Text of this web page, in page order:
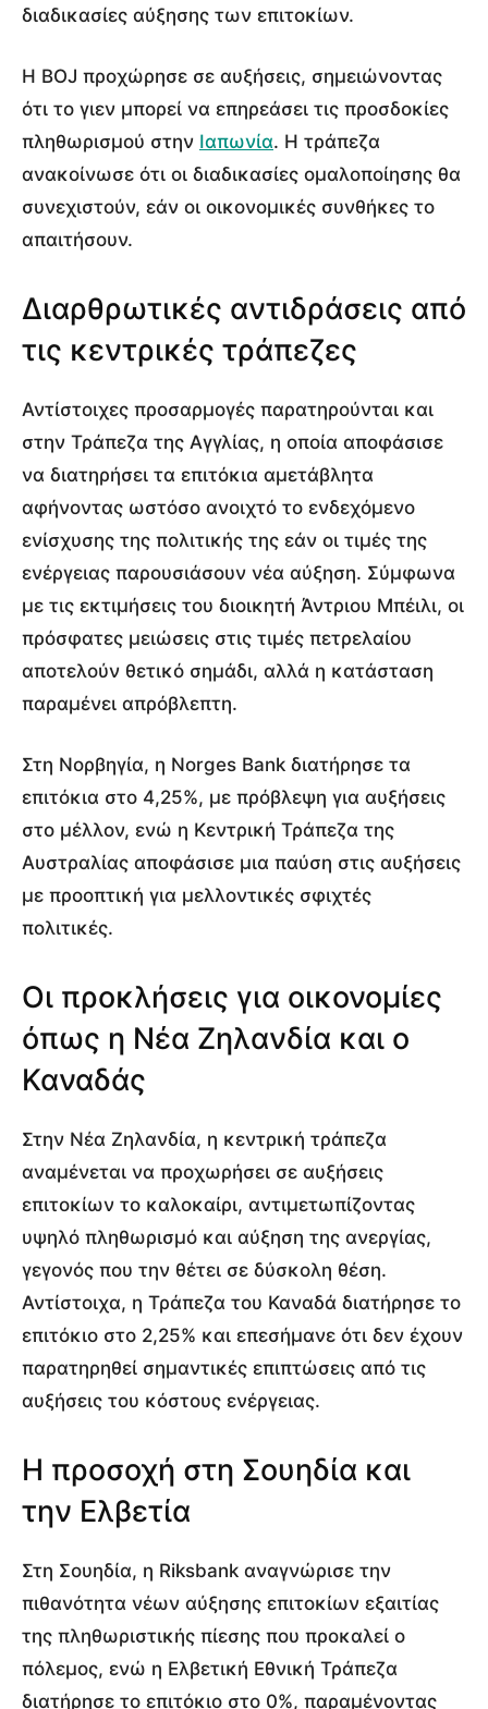
διαδικασίες αύξησης των επιτοκίων.
Η BOJ προχώρησε σε αυξήσεις, σημειώνοντας
ότι το γιεν μπορεί να επηρεάσει τις προσδοκίες
πληθωρισμού στην Ιαπωνία. Η τράπεζα
ανακοίνωσε ότι οι διαδικασίες ομαλοποίησης θα
συνεχιστούν, εάν οι οικονομικές συνθήκες το
απαιτήσουν.
Διαρθρωτικές αντιδράσεις από
τις κεντρικές τράπεζες
Αντίστοιχες προσαρμογές παρατηρούνται και
στην Τράπεζα της Αγγλίας, η οποία αποφάσισε
να διατηρήσει τα επιτόκια αμετάβλητα
αφήνοντας ωστόσο ανοιχτό το ενδεχόμενο
ενίσχυσης της πολιτικής της εάν οι τιμές της
ενέργειας παρουσιάσουν νέα αύξηση. Σύμφωνα
με τις εκτιμήσεις του διοικητή Άντριου Μπέιλι, οι
πρόσφατες μειώσεις στις τιμές πετρελαίου
αποτελούν θετικό σημάδι, αλλά η κατάσταση
παραμένει απρόβλεπτη.
Στη Νορβηγία, η Norges Bank διατήρησε τα
επιτόκια στο 4,25%, με πρόβλεψη για αυξήσεις
στο μέλλον, ενώ η Κεντρική Τράπεζα της
Αυστραλίας αποφάσισε μια παύση στις αυξήσεις
με προοπτική για μελλοντικές σφιχτές
πολιτικές.
Οι προκλήσεις για οικονομίες
όπως η Νέα Ζηλανδία και ο
Καναδάς
Στην Νέα Ζηλανδία, η κεντρική τράπεζα
αναμένεται να προχωρήσει σε αυξήσεις
επιτοκίων το καλοκαίρι, αντιμετωπίζοντας
υψηλό πληθωρισμό και αύξηση της ανεργίας,
γεγονός που την θέτει σε δύσκολη θέση.
Αντίστοιχα, η Τράπεζα του Καναδά διατήρησε το
επιτόκιο στο 2,25% και επεσήμανε ότι δεν έχουν
παρατηρηθεί σημαντικές επιπτώσεις από τις
αυξήσεις του κόστους ενέργειας.
Η προσοχή στη Σουηδία και
την Ελβετία
Στη Σουηδία, η Riksbank αναγνώρισε την
πιθανότητα νέων αύξησης επιτοκίων εξαιτίας
της πληθωριστικής πίεσης που προκαλεί ο
πόλεμος, ενώ η Ελβετική Εθνική Τράπεζα
διατήρησε το επιτόκιο στο 0%, παραμένοντας